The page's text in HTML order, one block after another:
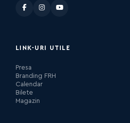
LINK-URI UTILE
Presa
Branding FRH
Calendar
Bilete
Magazin